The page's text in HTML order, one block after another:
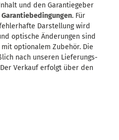
und den Garantiegeber
Garantiebedingungen. Für
Darstellung wird
optische Änderungen sind
optionalem Zubehör. Die
nach unseren Lieferungs-
Verkauf erfolgt über den